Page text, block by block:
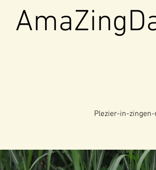
Plezier-in-